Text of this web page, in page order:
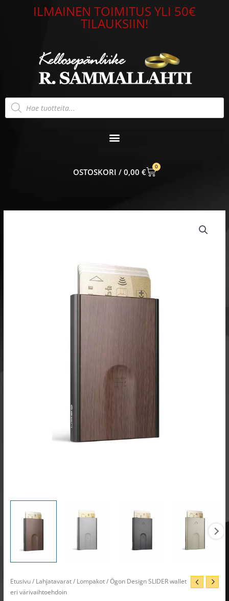
ILMAINEN TOIMITUS YLI 50€
TILAUKSIIN!
Products
search
0,00 €
0
CART
Etusivu/ Lahjatavarat/ Lompakot/ Ögon Design SLIDER wallet
eri värivaihtoehdoin